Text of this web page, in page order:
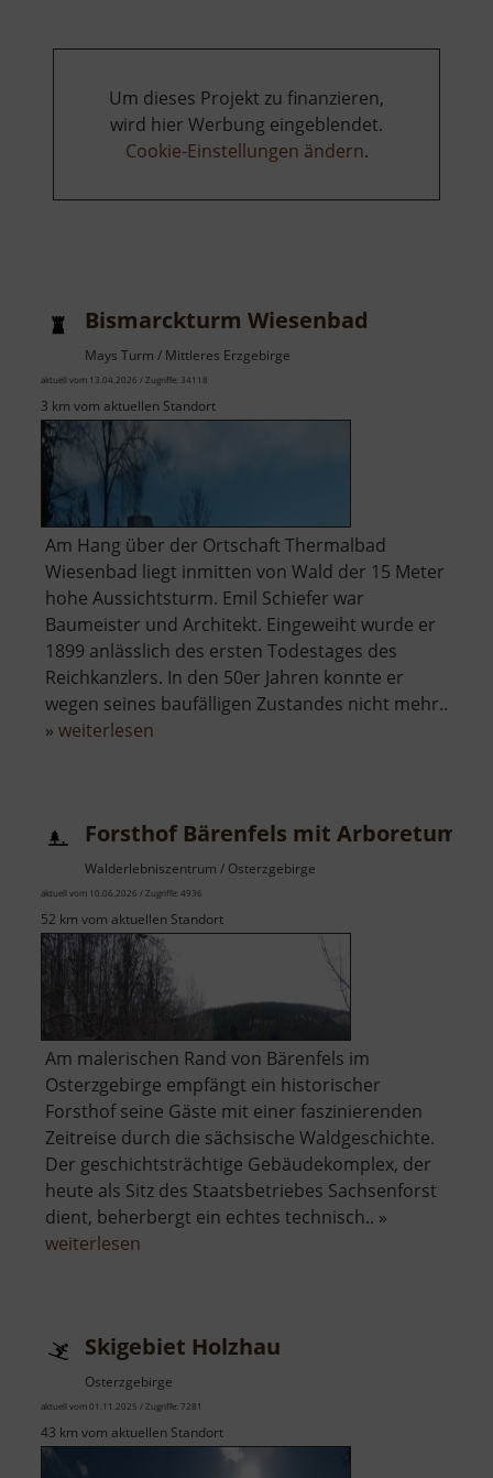
Um dieses Projekt zu finanzieren,
wird hier Werbung eingeblendet.
Cookie-Einstellungen ändern.
Bismarckturm Wiesenbad
Mays Turm / Mittleres Erzgebirge
aktuell vom 13.04.2026 / Zugriffe: 34118
3 km vom aktuellen Standort
Am Hang über der Ortschaft Thermalbad
Wiesenbad liegt inmitten von Wald der 15 Meter
hohe Aussichtsturm. Emil Schiefer war
Baumeister und Architekt. Eingeweiht wurde er
1899 anlässlich des ersten Todestages des
Reichkanzlers. In den 50er Jahren konnte er
wegen seines baufälligen Zustandes nicht mehr..
» weiterlesen
Forsthof Bärenfels mit Arboretum
Walderlebniszentrum / Osterzgebirge
aktuell vom 10.06.2026 / Zugriffe: 4936
52 km vom aktuellen Standort
Am malerischen Rand von Bärenfels im
Osterzgebirge empfängt ein historischer
Forsthof seine Gäste mit einer faszinierenden
Zeitreise durch die sächsische Waldgeschichte.
Der geschichtsträchtige Gebäudekomplex, der
heute als Sitz des Staatsbetriebes Sachsenforst
dient, beherbergt ein echtes technisch.. »
weiterlesen
Arboretum
Skigebiet Holzhau
Osterzgebirge
aktuell vom 01.11.2025 / Zugriffe: 7281
43 km vom aktuellen Standort